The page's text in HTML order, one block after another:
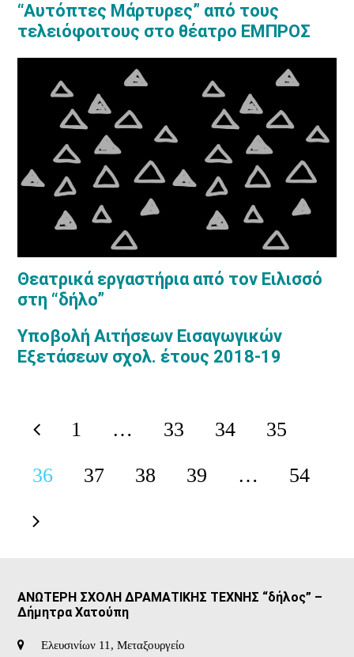
“Αυτόπτες Μάρτυρες” από τους
τελειόφοιτους στο θέατρο ΕΜΠΡΟΣ
Θεατρικά εργαστήρια από τον Ειλισσό
στη “δήλο”
Υποβολή Αιτήσεων Εισαγωγικών
Εξετάσεων σχολ. έτους 2018-19
PreviousPage
1 … Page
33 Page
34 Page
35
Page
36 Page
37 Page
38 Page
39 … Page
54
Next
ΑΝΩΤΕΡΗ ΣΧΟΛΗ ΔΡΑΜΑΤΙΚΗΣ ΤΕΧΝΗΣ “δήλος” –
Δήμητρα Χατούπη
Ελευσινίων 11, Μεταξουργείο